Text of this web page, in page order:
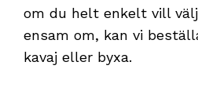
om du helt enkelt vill
ensam om, kan vi
kavaj eller byxa.